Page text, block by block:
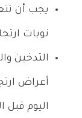
يجب أن
نوبات
التدخين
أعراض
اليوم قبل